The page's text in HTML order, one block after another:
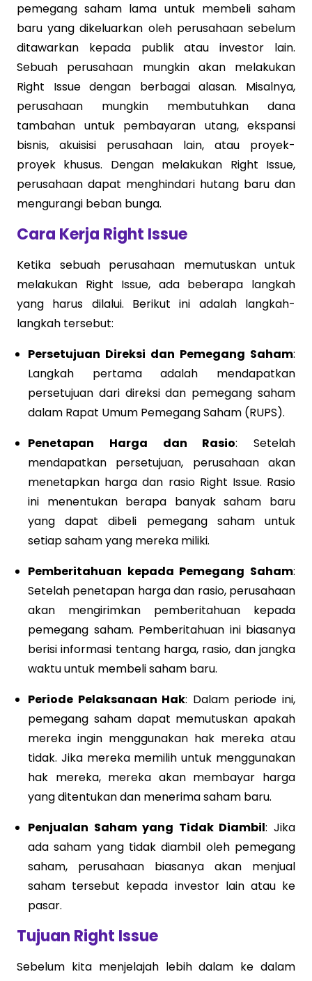
pemegang saham lama untuk membeli saham
baru yang dikeluarkan oleh perusahaan sebelum
ditawarkan kepada publik atau investor lain.
Sebuah perusahaan mungkin akan melakukan
Right Issue dengan berbagai alasan. Misalnya,
perusahaan mungkin membutuhkan dana
tambahan untuk pembayaran utang, ekspansi
bisnis, akuisisi perusahaan lain, atau proyek-
proyek khusus. Dengan melakukan Right Issue,
perusahaan dapat menghindari hutang baru dan
mengurangi beban bunga.
Cara Kerja Right Issue
Ketika sebuah perusahaan memutuskan untuk
melakukan Right Issue, ada beberapa langkah
yang harus dilalui. Berikut ini adalah langkah-
langkah tersebut:
Persetujuan Direksi dan Pemegang Saham:
Langkah pertama adalah mendapatkan
persetujuan dari direksi dan pemegang saham
dalam Rapat Umum Pemegang Saham (RUPS).
Penetapan Harga dan Rasio: Setelah
mendapatkan persetujuan, perusahaan akan
menetapkan harga dan rasio Right Issue. Rasio
ini menentukan berapa banyak saham baru
yang dapat dibeli pemegang saham untuk
setiap saham yang mereka miliki.
Pemberitahuan kepada Pemegang Saham:
Setelah penetapan harga dan rasio, perusahaan
akan mengirimkan pemberitahuan kepada
pemegang saham. Pemberitahuan ini biasanya
berisi informasi tentang harga, rasio, dan jangka
waktu untuk membeli saham baru.
Periode Pelaksanaan Hak: Dalam periode ini,
pemegang saham dapat memutuskan apakah
mereka ingin menggunakan hak mereka atau
tidak. Jika mereka memilih untuk menggunakan
hak mereka, mereka akan membayar harga
yang ditentukan dan menerima saham baru.
Penjualan Saham yang Tidak Diambil: Jika
ada saham yang tidak diambil oleh pemegang
saham, perusahaan biasanya akan menjual
saham tersebut kepada investor lain atau ke
pasar.
Tujuan Right Issue
Sebelum kita menjelajah lebih dalam ke dalam